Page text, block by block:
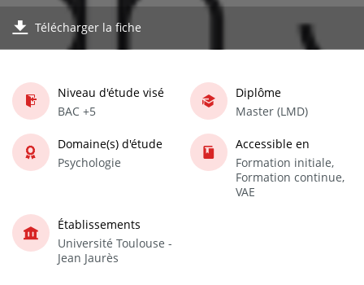
Télécharger la fiche
Niveau d'étude visé
BAC +5
Diplôme
Master (LMD)
Domaine(s) d'étude
Psychologie
Accessible en
Formation initiale,
Formation continue,
VAE
Établissements
Université Toulouse -
Jean Jaurès